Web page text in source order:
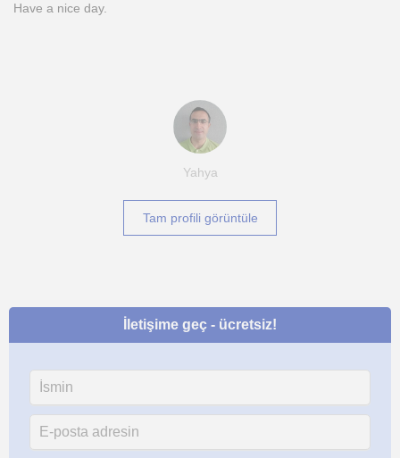
Have a nice day.
Yahya
Tam profili görüntüle
İletişime geç - ücretsiz!